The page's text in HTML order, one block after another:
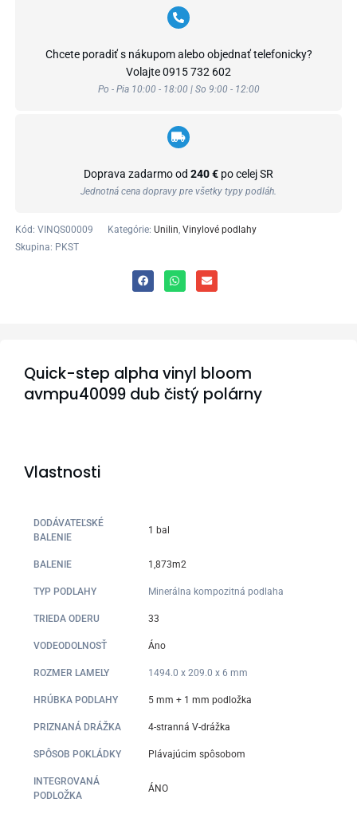
Chcete poradiť s nákupom alebo objednať telefonicky?
Volajte0915 732 602
Po - Pia 10:00 - 18:00 | So 9:00 - 12:00
Doprava zadarmo od 240 € po celej SR
Jednotná cena dopravy pre všetky typy podláh.
Kód: VINQS00009 Kategórie: Unilin, Vinylové podlahy
Skupina: PKST
Quick-step alpha vinyl bloom
avmpu40099 dub čistý polárny
Vlastnosti
DODÁVATEĽSKÉ
BALENIE
1 bal
BALENIE 1,873m2
TYP PODLAHY Minerálna kompozitná podlaha
TRIEDA ODERU 33
VODEODOLNOSŤ Áno
ROZMER LAMELY 1494.0 x 209.0 x 6 mm
HRÚBKA PODLAHY 5 mm + 1 mm podložka
PRIZNANÁ DRÁŽKA 4-stranná V-drážka
SPÔSOB POKLÁDKY Plávajúcim spôsobom
INTEGROVANÁ
PODLOŽKA
ÁNO